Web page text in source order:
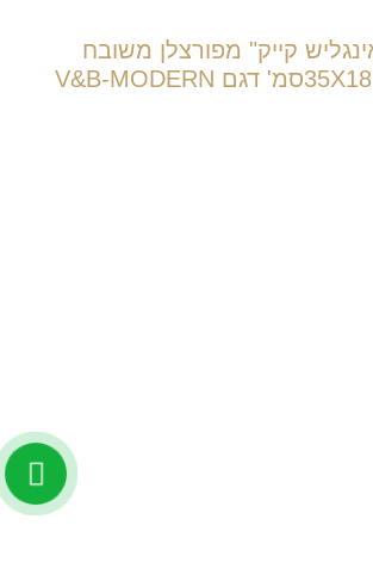
קייק" מפורצלן משובח
במראה יוקרתי 35X18סמ' דגם V&B-MODERN